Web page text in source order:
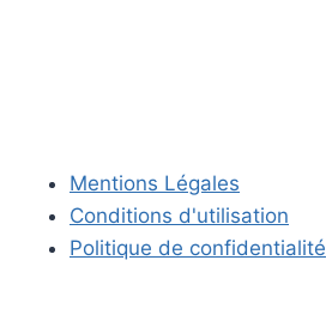
Mentions Légales
Conditions d'utilisation
Politique de confidentialité